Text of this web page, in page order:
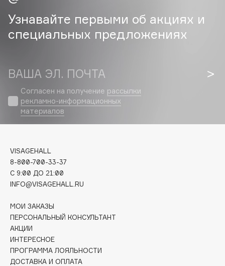
Cadence
Capelli Dorati
Carbon Theory
Catrice
Celimax
Cettua
Chupa Chups
Clarins Precious
Clinique
Clive Christian
Collagenina
Consly
Corimo
CosRX
Узнавайте первыми об акциях и
специальных предложениях
ВАША ЭЛ. ПОЧТА
Согласен на получение рассылки
рекламно-информационных
материалов
VISAGEHALL
8-800-700-33-37
C 9:00 ДО 21:00
INFO@VISAGEHALL.RU
МОИ ЗАКАЗЫ
ПЕРСОНАЛЬНЫЙ КОНСУЛЬТАНТ
АКЦИИ
ИНТЕРЕСНОЕ
ПРОГРАММА ЛОЯЛЬНОСТИ
ДОСТАВКА И ОПЛАТА